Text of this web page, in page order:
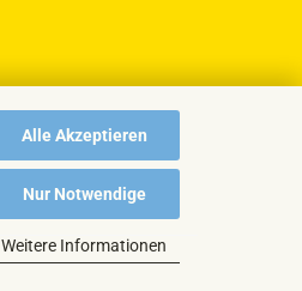
Alle Akzeptieren
Nur Notwendige
Weitere Informationen